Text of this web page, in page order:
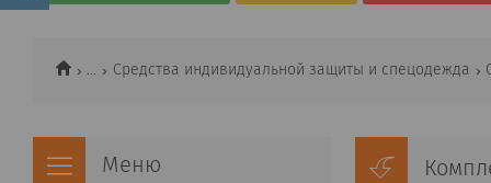
... Средства индивидуальной защиты и спецодежда